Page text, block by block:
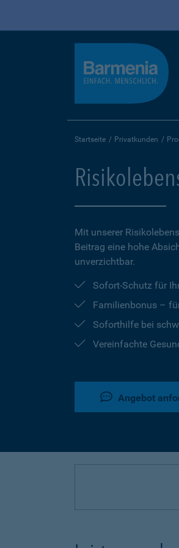
Startseite Privatkunden
Mit unserer
Beitrag eine hohe
unverzichtbar.
Sofort-Schutz für
Familienbonus –
Soforthilfe bei
Vereinfachte
Angebot